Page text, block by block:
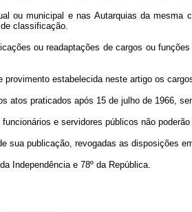
ou municipal e nas Autarquias da
classificação.
ou readaptações de cargos ou
provimento estabelecida neste artigo os
atos praticados após 15 de julho de 1966,
e servidores públicos não
sua publicação, revogadas as disposições
Independência e 78º da República.